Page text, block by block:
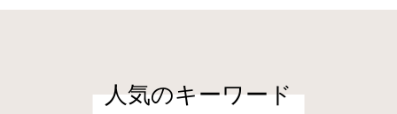
人気のキーワード